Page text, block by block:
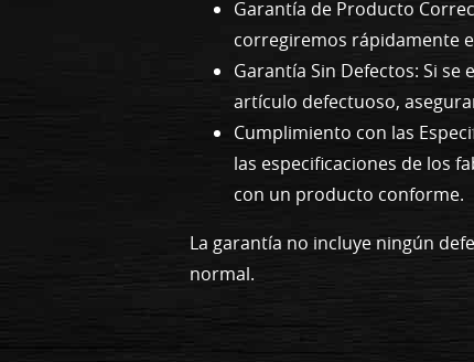
Garantía de Producto
corregiremos rápidamente
Garantía Sin Defectos: Si
artículo defectuoso,
Cumplimiento con las
las especificaciones de los
con un producto conforme.
La garantía no incluye ningún
normal.